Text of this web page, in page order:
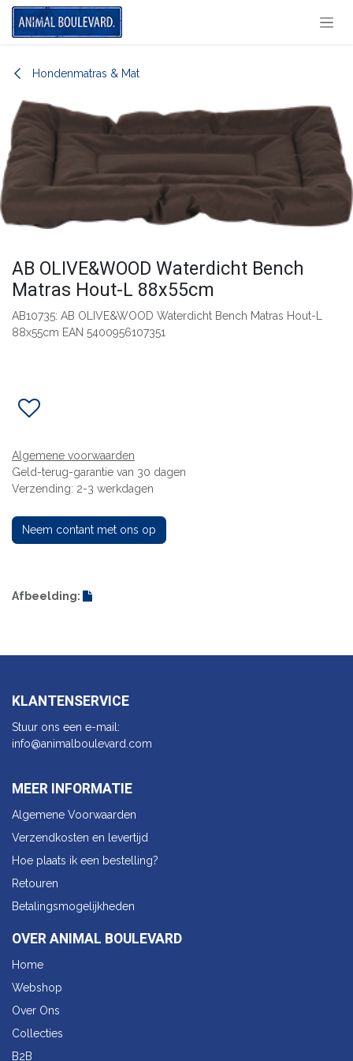
Overslaan naar inhoud
Hondenmatras & Mat
​AB OLIVE&WOOD Waterdicht Bench
Matras Hout-L 88x55cm
AB10735: AB OLIVE&WOOD Waterdicht Bench Matras Hout-L
88x55cm EAN 5400956107351
Algemene voorwaarden
Geld-terug-garantie van 30 dagen
Verzending: 2-3 werkdagen
Neem contant met ons op
Afbeelding:
KLANTENSERVICE
Stuur ons een e-mail:
info@animalbo​ulevard.com
MEER INFORMATIE
Algemene Voorwaarden
Verzendkosten en levertijd
Hoe plaats ik een bestelling?
Retouren
Betalingsmogelijkheden
OVER ANIMAL BOULEVARD
Home
Webshop
Over Ons
Collecties
B2B